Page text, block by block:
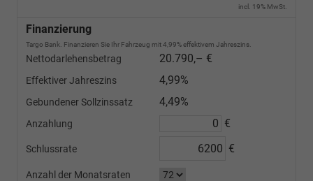
incl. 19% MwSt.
Finanzierung
Targo Bank. Finanzieren Sie Ihr Fahrzeug mit 4,99% effektivem Jahreszins.
Nettodarlehensbetrag 20.790,– €
Effektiver Jahreszins 4,99%
Gebundener Sollzinssatz 4,49%
Anzahlung €
Schlussrate €
Anzahl der Monatsraten